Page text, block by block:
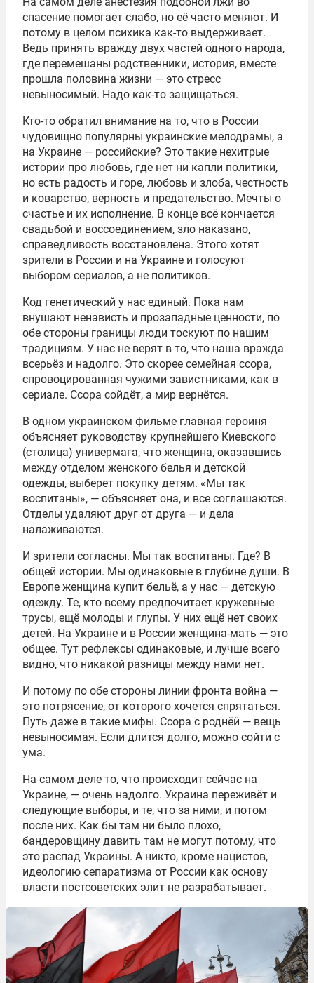
спасение помогает слабо, но её часто меняют. И
потому в целом психика как-то выдерживает.
Ведь принять вражду двух частей одного народа,
где перемешаны родственники, история, вместе
прошла половина жизни — это стресс
невыносимый. Надо как-то защищаться.
Кто-то обратил внимание на то, что в России
чудовищно популярны украинские мелодрамы, а
на Украине — российские? Это такие нехитрые
истории про любовь, где нет ни капли политики,
но есть радость и горе, любовь и злоба, честность
и коварство, верность и предательство. Мечты о
счастье и их исполнение. В конце всё кончается
свадьбой и воссоединением, зло наказано,
справедливость восстановлена. Этого хотят
зрители в России и на Украине и голосуют
выбором сериалов, а не политиков.
Код генетический у нас единый. Пока нам
внушают ненависть и прозападные ценности, по
обе стороны границы люди тоскуют по нашим
традициям. У нас не верят в то, что наша вражда
всерьёз и надолго. Это скорее семейная ссора,
спровоцированная чужими завистниками, как в
сериале. Ссора сойдёт, а мир вернётся.
В одном украинском фильме главная героиня
объясняет руководству крупнейшего Киевского
(столица) универмага, что женщина, оказавшись
между отделом женского белья и детской
одежды, выберет покупку детям. «Мы так
воспитаны», — объясняет она, и все соглашаются.
Отделы удаляют друг от друга — и дела
налаживаются.
И зрители согласны. Мы так воспитаны. Где? В
общей истории. Мы одинаковые в глубине души. В
Европе женщина купит бельё, а у нас — детскую
одежду. Те, кто всему предпочитает кружевные
трусы, ещё молоды и глупы. У них ещё нет своих
детей. На Украине и в России женщина-мать — это
общее. Тут рефлексы одинаковые, и лучше всего
видно, что никакой разницы между нами нет.
И потому по обе стороны линии фронта война —
это потрясение, от которого хочется спрятаться.
Путь даже в такие мифы. Ссора с роднёй — вещь
невыносимая. Если длится долго, можно сойти с
ума.
На самом деле то, что происходит сейчас на
Украине, — очень надолго. Украина переживёт и
следующие выборы, и те, что за ними, и потом
после них. Как бы там ни было плохо,
бандеровщину давить там не могут потому, что
это распад Украины. А никто, кроме нацистов,
идеологию сепаратизма от России как основу
власти постсоветских элит не разрабатывает.